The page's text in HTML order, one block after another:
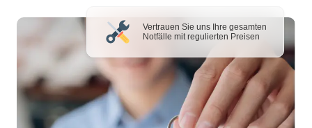
Vertrauen Sie uns Ihre gesamten
Notfälle mit regulierten Preisen